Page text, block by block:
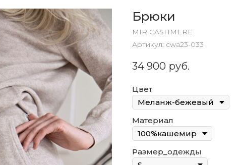
Брюки
MIR CASHMERE
Артикул: cwa23-033
34 900 руб.
Цвет
Материал
Размер_одежды